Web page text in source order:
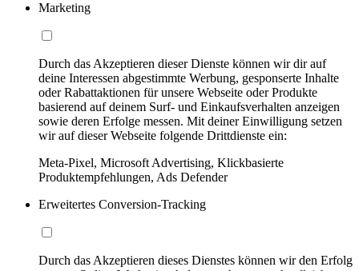
Marketing
Durch das Akzeptieren dieser Dienste können wir dir auf
deine Interessen abgestimmte Werbung, gesponserte Inhalte
oder Rabattaktionen für unsere Webseite oder Produkte
basierend auf deinem Surf- und Einkaufsverhalten anzeigen
sowie deren Erfolge messen. Mit deiner Einwilligung setzen
wir auf dieser Webseite folgende Drittdienste ein:
Meta-Pixel, Microsoft Advertising, Klickbasierte
Produktempfehlungen, Ads Defender
Erweitertes Conversion-Tracking
Durch das Akzeptieren dieses Dienstes können wir den Erfolg